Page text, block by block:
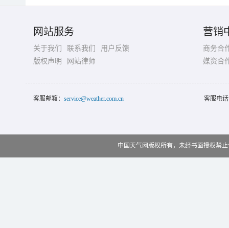
网站服务
关于我们 联系我们
用户反馈
版权声明
网站律师
营销
商务合
媒资合
客服邮箱： service@weather.com.cn 客服电
中国天气网版权所有，未经书面授权